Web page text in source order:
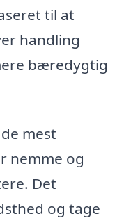
til at
handling
bæredygtig
mest
nemme og
Det
og tage